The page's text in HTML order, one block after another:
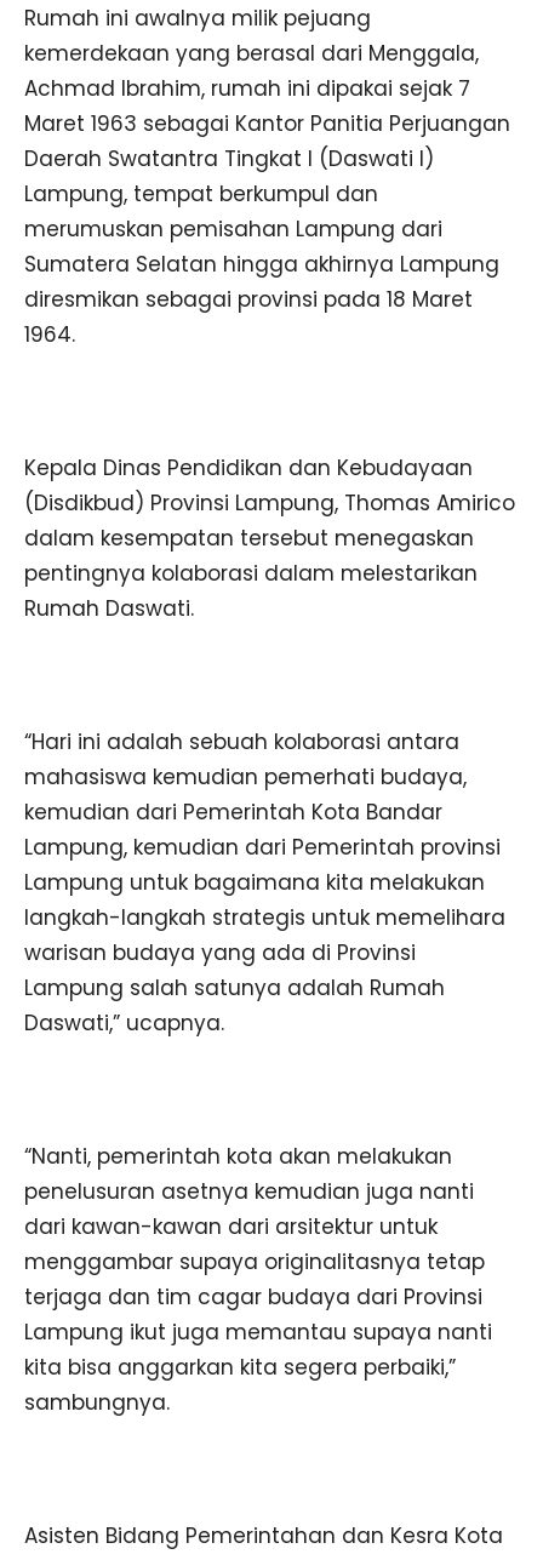
Rumah ini awalnya milik pejuang
kemerdekaan yang berasal dari Menggala,
Achmad Ibrahim, rumah ini dipakai sejak 7
Maret 1963 sebagai Kantor Panitia Perjuangan
Daerah Swatantra Tingkat I (Daswati I)
Lampung, tempat berkumpul dan
merumuskan pemisahan Lampung dari
Sumatera Selatan hingga akhirnya Lampung
diresmikan sebagai provinsi pada 18 Maret
1964.
Kepala Dinas Pendidikan dan Kebudayaan
(Disdikbud) Provinsi Lampung, Thomas Amirico
dalam kesempatan tersebut menegaskan
pentingnya kolaborasi dalam melestarikan
Rumah Daswati.
“Hari ini adalah sebuah kolaborasi antara
mahasiswa kemudian pemerhati budaya,
kemudian dari Pemerintah Kota Bandar
Lampung, kemudian dari Pemerintah provinsi
Lampung untuk bagaimana kita melakukan
langkah-langkah strategis untuk memelihara
warisan budaya yang ada di Provinsi
Lampung salah satunya adalah Rumah
Daswati,” ucapnya.
“Nanti, pemerintah kota akan melakukan
penelusuran asetnya kemudian juga nanti
dari kawan-kawan dari arsitektur untuk
menggambar supaya originalitasnya tetap
terjaga dan tim cagar budaya dari Provinsi
Lampung ikut juga memantau supaya nanti
kita bisa anggarkan kita segera perbaiki,”
sambungnya.
Asisten Bidang Pemerintahan dan Kesra Kota